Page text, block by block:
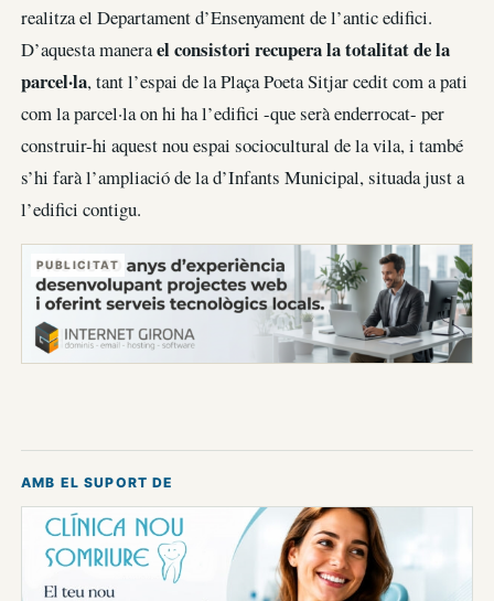
realitza el Departament d’Ensenyament de l’antic edifici.
D’aquesta manerael consistori recupera la totalitat de la
parcel·la, tant l’espai de la Plaça Poeta Sitjar cedit com a pati
com la parcel·la on hi ha l’edifici -que serà enderrocat- per
construir-hi aquest nou espai sociocultural de la vila, i també
s’hi farà l’ampliació de la d’Infants Municipal, situada just a
l’edifici contigu.
PUBLICITAT
AMB EL SUPORT DE